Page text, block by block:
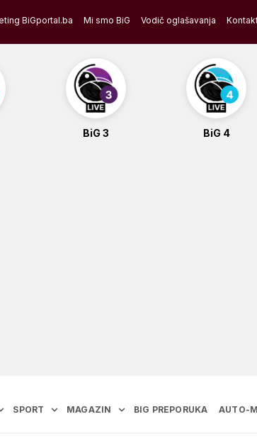
BiGportal.ba Mi smo BiG Vodič oglašavanja
BiG 3 BiG 4
SPORT MAGAZIN BIG PREPORUKA AUTO-